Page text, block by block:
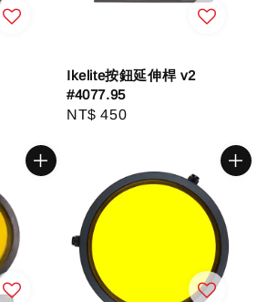
Ikelite按鈕延伸桿 v2
#4077.95
Regular
NT$ 450